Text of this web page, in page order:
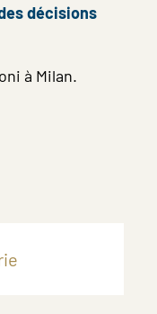
décisions
à Milan.